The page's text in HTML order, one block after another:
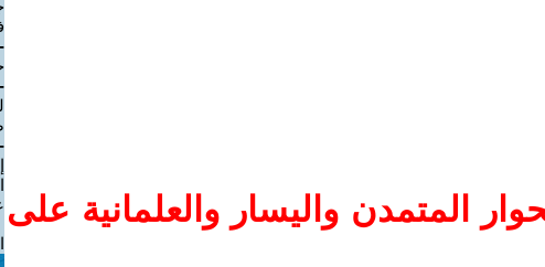
المتمدن واليسار والعلمانية على
-
-
-